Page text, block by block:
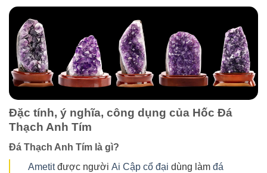
Đặc tính, ý nghĩa, công dụng của Hốc Đá
Thạch Anh Tím
Đá Thạch Anh Tím là gì?
Ametitđược người Ai Cập cổ đại dùng làm đá